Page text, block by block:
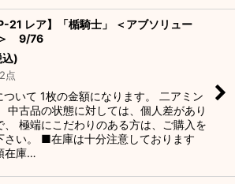
21 レア】「楯騎士」 ＜アブソリュー
＞ 9/76
込)
点
いて 1枚の金額になります。 二アミン
中古品の状態に対しては、個人差があり
、 極端にこだわりのある方は、ご購入を
さい。 ■在庫は十分注意しております
在庫…